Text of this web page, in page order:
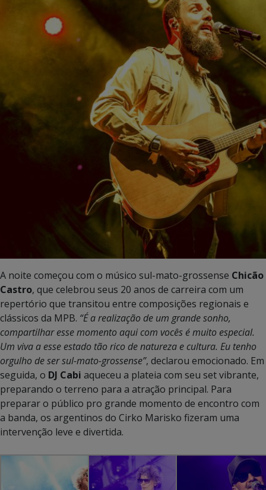
A noite começou com o músico sul-mato-grossense Chicão
Castro, que celebrou seus 20 anos de carreira com um
repertório que transitou entre composições regionais e
clássicos da MPB. “É a realização de um grande sonho,
compartilhar esse momento aqui com vocês é muito especial.
Um viva a esse estado tão rico de natureza e cultura. Eu tenho
orgulho de ser sul-mato-grossense”, declarou emocionado. Em
seguida, o DJ Cabi aqueceu a plateia com seu set vibrante,
preparando o terreno para a atração principal. Para
preparar o público pro grande momento de encontro com
a banda, os argentinos do Cirko Marisko fizeram uma
intervenção leve e divertida.